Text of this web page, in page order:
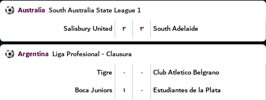
Australia South Australia State League 1
Salisbury United
۲ ۳ South Adelaide
Argentina Liga Profesional - Clausura
Tigre
۰ ۰
Club Atletico Belgrano
Boca Juniors
۱ ۰ Estudiantes de la Plata